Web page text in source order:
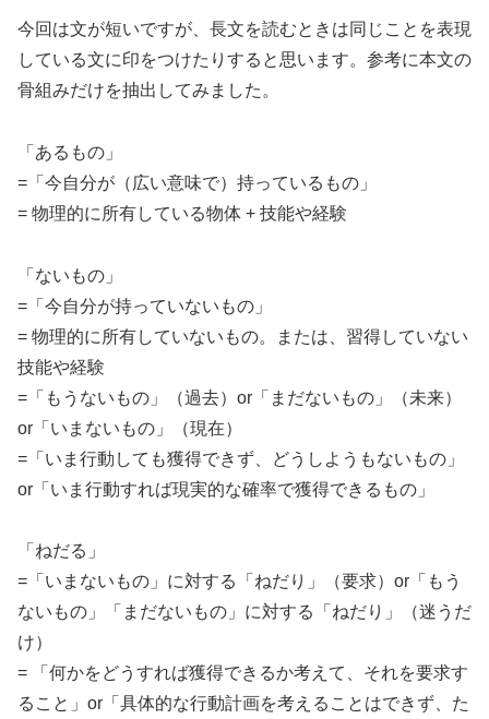
今回は文が短いですが、長文を読むときは同じことを表現
している文に印をつけたりすると思います。参考に本文の
骨組みだけを抽出してみました。
「あるもの」
=「今自分が（広い意味で）持っているもの」
= 物理的に所有している物体 + 技能や経験
「ないもの」
=「今自分が持っていないもの」
= 物理的に所有していないもの。または、習得していない
技能や経験
=「もうないもの」（過去）or「まだないもの」（未来）
or「いまないもの」（現在）
=「いま行動しても獲得できず、どうしようもないもの」
or「いま行動すれば現実的な確率で獲得できるもの」
「ねだる」
=「いまないもの」に対する「ねだり」（要求）or「もう
ないもの」「まだないもの」に対する「ねだり」（迷うだ
け）
= 「何かをどうすれば獲得できるか考えて、それを要求す
ること」or「具体的な行動計画を考えることはできず、た